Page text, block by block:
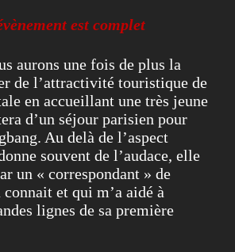
est complet
aurons une fois de plus la
de l’attractivité touristique de
en accueillant une très jeune
d’un séjour parisien pour
Au delà de l’aspect
souvent de l’audace, elle
un « correspondant » de
et qui m’a aidé à
lignes de sa première